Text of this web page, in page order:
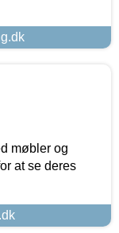
møbler og
at se deres